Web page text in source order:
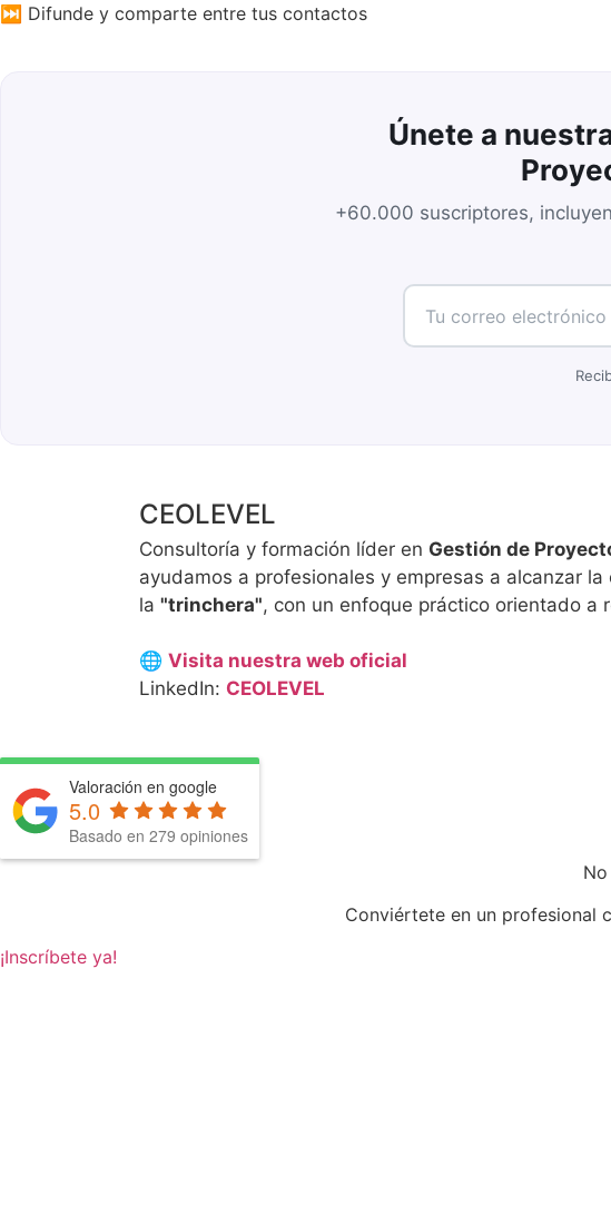
⏭️ Difunde y comparte entre tus contactos
Únete a
+60.000 suscriptores,
CEOLEVEL
Consultoría y formación líder en Gestión de
ayudamos a profesionales y empresas a alcanzar
la "trinchera", con un enfoque práctico orientado a
🌐 Visita nuestra web oficial
LinkedIn: CEOLEVEL
Valoración en google
5.0
Basado en 279 opiniones
Conviértete en un profesional
¡Inscríbete ya!